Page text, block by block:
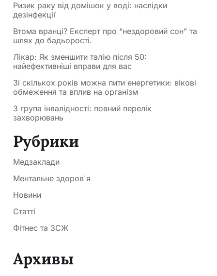
Ризик раку від домішок у воді: наслідки
дезінфекції
Втома вранці? Експерт про “нездоровий сон” та
шлях до бадьорості.
Лікар: Як зменшити талію після 50:
найефективніші вправи для вас
Зі скількох років можна пити енергетики: вікові
обмеження та вплив на організм
3 група інвалідності: повний перелік
захворювань
Рубрики
Медзаклади
Ментальне здоров'я
Новини
Статті
Фітнес та ЗСЖ
Архивы